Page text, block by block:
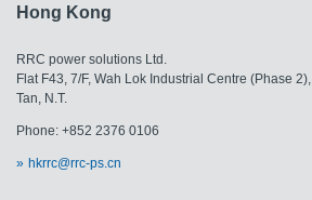
Hong Kong
RRC power solutions Ltd.
Flat F43, 7/F, Wah Lok Industrial Centre (Phase
Tan, N.T.
Phone: +852 2376 0106
hkrrc@rrc-ps.cn